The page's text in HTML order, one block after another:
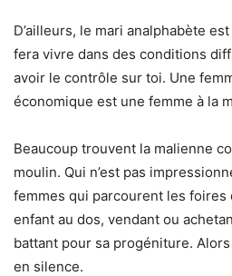
D’ailleurs, le mari analphabète
fera vivre dans des conditions
avoir le contrôle sur toi. Une
économique est une femme à la
Beaucoup trouvent la malienne
moulin. Qui n’est pas
femmes qui parcourent les foires
enfant au dos, vendant ou
battant pour sa progéniture.
en silence.